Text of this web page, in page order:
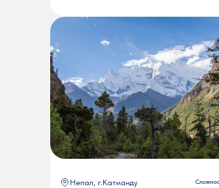
Непал, г.Катманду